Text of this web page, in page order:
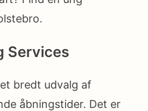
Services
bredt udvalg af
åbningstider. Det er